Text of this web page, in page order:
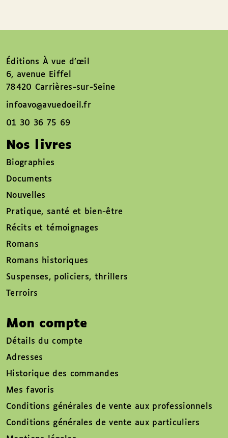
Éditions À vue d’œil
6, avenue Eiffel
78420 Carrières-sur-Seine
infoavo@avuedoeil.fr
01 30 36 75 69
Nos livres
Biographies
Documents
Nouvelles
Pratique, santé et bien-être
Récits et témoignages
Romans
Romans historiques
Suspenses, policiers, thrillers
Terroirs
Mon compte
Détails du compte
Adresses
Historique des commandes
Mes favoris
Conditions générales de vente aux professionnels
Conditions générales de vente aux particuliers